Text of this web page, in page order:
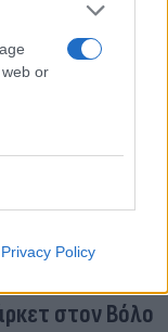
or
Privacy Policy
στον Βόλο